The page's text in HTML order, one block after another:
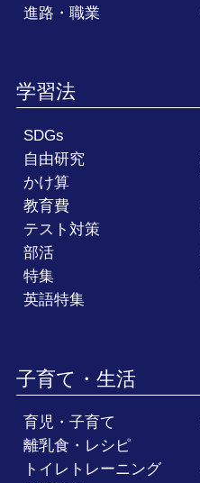
進路・職業
学習法
SDGs
自由研究
かけ算
教育費
テスト対策
部活
特集
英語特集
子育て・生活
育児・子育て
離乳食・レシピ
トイレトレーニング